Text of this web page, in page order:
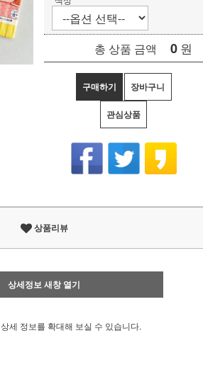
총 상품 금액 0 원
구매하기 장바구니
관심상품
상품리뷰
상세정보 새창 열기
상세 정보를 확대해 보실 수 있습니다.